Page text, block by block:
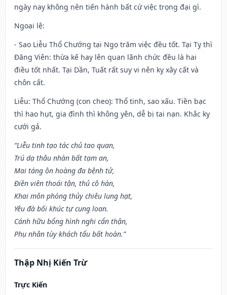
ngày nay không nên tiến hành bất cứ việc trọng đại gì.
Ngoại lệ:
- Sao Liễu Thổ Chướng tại Ngọ trăm việc đều tốt. Tại Tỵ thì
Đăng Viên: thừa kế hay lên quan lãnh chức đều là hai
điều tốt nhất. Tại Dần, Tuất rất suy vi nên kỵ xây cất và
chôn cất.
Liễu: Thổ Chướng (con cheo): Thổ tinh, sao xấu. Tiền bạc
thì hao hụt, gia đình thì không yên, dễ bị tai nạn. Khắc kỵ
cưới gả.
“Liễu tinh tạo tác chủ tao quan,
Trú dạ thâu nhàn bất tạm an,
Mai táng ôn hoàng đa bệnh tử,
Điền viên thoái tận, thủ cô hàn,
Khai môn phóng thủy chiêu lung hạt,
Yêu đà bối khúc tự cung loan.
Cánh hữu bổng hình nghi cẩn thận,
Phụ nhân tùy khách tẩu bất hoàn.”
Thập Nhị Kiến Trừ
Trực Kiến